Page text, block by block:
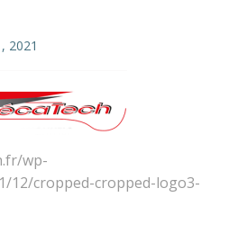
2021
wp-
12/cropped-cropped-logo3-